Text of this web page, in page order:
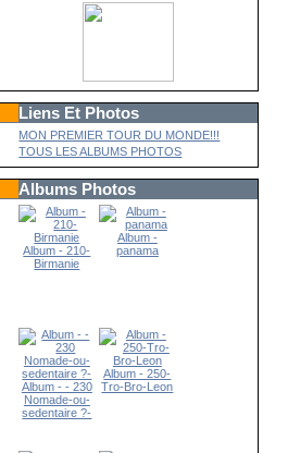
Liens Et Photos
MON PREMIER TOUR DU MONDE!!!
TOUS LES ALBUMS PHOTOS
Albums Photos
Album - 210-
Birmanie
Album -
panama
Album - - 230
Nomade-ou-
sedentaire ?-
Album - 250-
Tro-Bro-Leon